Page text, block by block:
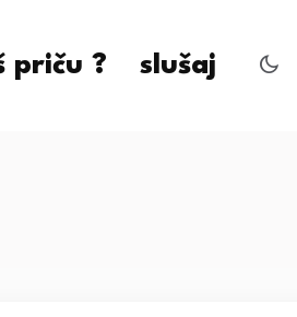
priču ? slušaj